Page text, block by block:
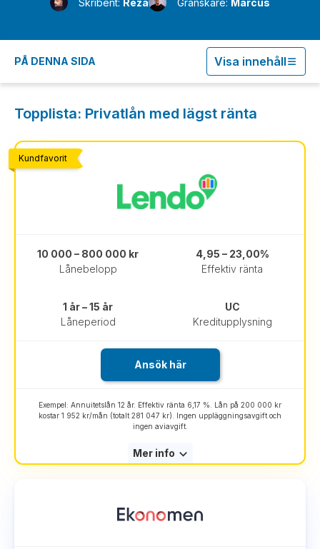
Skribent: Reza Granskare: Marcus
PÅ DENNA SIDA Visa innehåll
Topplista: Privatlån med lägst ränta
Kundfavorit
Lånebelopp
10 000 – 800 000 kr
Effektiv ränta
4,95 – 23,00%
Låneperiod
1 år – 15 år
Kreditupplysning
UC
Ansök här
Exempel: Annuitetslån 12 år. Effektiv ränta 6,17 %. Lån på 200 000 kr
kostar 1 952 kr/mån (totalt 281 047 kr). Ingen uppläggningsavgift och
ingen aviavgift.
Mer info